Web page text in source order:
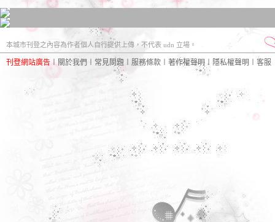
本城市刊登之內容為作者個人自行提供上傳，不代表 udn 立場。
刊登網站廣告 ︱ 關於我們 常見問題 服務條款 著作權聲明 ︱ 隱私權聲明 客服